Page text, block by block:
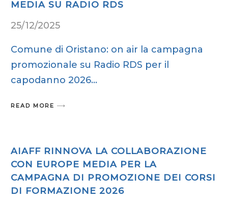
MEDIA SU RADIO RDS
25/12/2025
Comune di Oristano: on air la campagna
promozionale su Radio RDS per il
capodanno 2026
READ MORE
AIAFF RINNOVA LA COLLABORAZIONE
CON EUROPE MEDIA PER LA
CAMPAGNA DI PROMOZIONE DEI CORSI
DI FORMAZIONE 2026